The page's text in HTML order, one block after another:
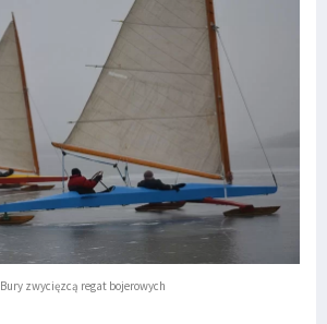
Bury zwycięzcą regat bojerowych